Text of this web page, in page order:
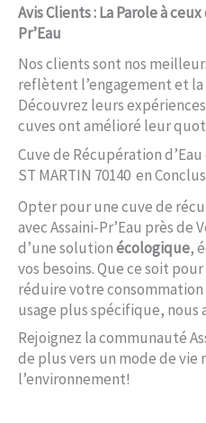
Avis Clients : La Parole à
Pr’Eau
Nos clients sont nos
reflètent l’engagement et
Découvrez leurs
cuves ont amélioré leur
Cuve de Récupération
ST MARTIN 70140 en
Opter pour une cuve de
avec Assaini-Pr’Eau près de
d’une solutionécologique,
vos besoins. Que ce soit
réduire votre
usage plus spécifique, nous
Rejoignez la communauté
de plus vers un mode de vie
l’environnement!